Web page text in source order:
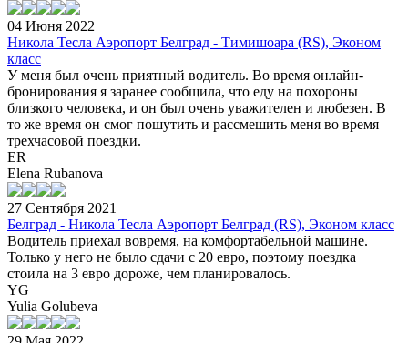
04 Июня 2022
Никола Тесла Аэропорт Белград - Тимишоара (RS), Эконом
класс
У меня был очень приятный водитель. Во время онлайн-
бронирования я заранее сообщила, что еду на похороны
близкого человека, и он был очень уважителен и любезен. В
то же время он смог пошутить и рассмешить меня во время
трехчасовой поездки.
ER
Elena Rubanova
27 Сентября 2021
Белград - Никола Тесла Аэропорт Белград (RS), Эконом класс
Водитель приехал вовремя, на комфортабельной машине.
Только у него не было сдачи с 20 евро, поэтому поездка
стоила на 3 евро дороже, чем планировалось.
YG
Yulia Golubeva